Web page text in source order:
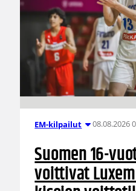
EM-kilpailut 08.08.2026
Suomen 16-
voittivat